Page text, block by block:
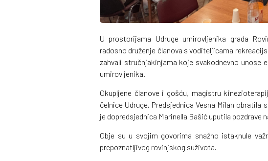
U prostorijama Udruge umirovljenika grada
radosno druženje članova s voditeljicama
zahvali stručnjakinjama koje svakodnevno unose
umirovljenika.
Okupljene članove i gošću, magistru
čelnice Udruge. Predsjednica Vesna Milan
je dopredsjednica Marinella Bašić uputila pozdrave
Obje su u svojim govorima snažno istaknule
prepoznatljivog rovinjskog suživota.